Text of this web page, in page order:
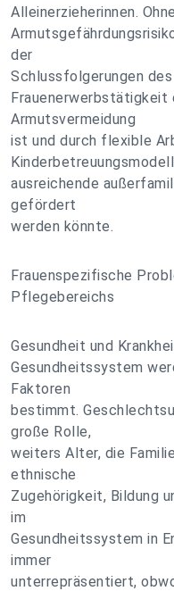
Alleinerzieherinnen.
der
Schlussfolgerungen
Frauenerwerbstätigkeit
Armutsvermeidung
ist und durch flexible
ausreichende
gefördert
werden könnte.
Frauenspezifische
Pflegebereichs
Gesundheit und
Gesundheitssystem
Faktoren
bestimmt.
große Rolle,
weiters Alter, die
ethnische
Zugehörigkeit, Bildung
im
Gesundheitssystem in
immer
unterrepräsentiert,